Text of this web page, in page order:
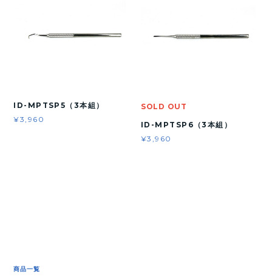
ID-MPTSP5（3本組）
¥3,960
SOLD OUT
ID-MPTSP6（3本組）
¥3,960
商品一覧